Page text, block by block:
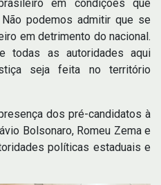
em condições que
podemos admitir que se
em detrimento do nacional.
todas as autoridades aqui
seja feita no território
dos pré-candidatos à
Bolsonaro, Romeu Zema e
políticas estaduais e